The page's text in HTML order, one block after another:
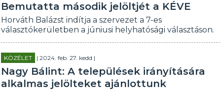
Bemutatta második jelöltjét a KÉVE
Horváth Balázst indítja a szervezet a 7-es
választókerületben a júniusi helyhatósági választáson.
KÖZÉLET | 2024. feb. 27. kedd |
Nagy Bálint: A települések irányítására
alkalmas jelölteket ajánlottunk